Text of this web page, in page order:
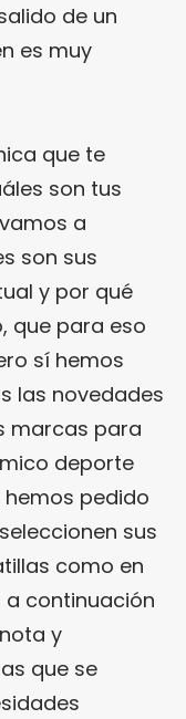
de un
es muy
que te
son tus
a
son sus
y por qué
que para eso
sí hemos
las novedades
marcas para
deporte
pedido
sus
como en
a continuación
y
que se